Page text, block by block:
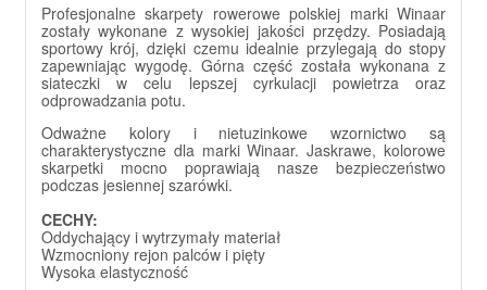
Profesjonalne skarpety rowerowe polskiej marki Winaar
zostały wykonane z wysokiej jakości przędzy. Posiadają
sportowy krój, dzięki czemu idealnie przylegają do stopy
zapewniając wygodę. Górna część została wykonana z
siateczki w celu lepszej cyrkulacji powietrza oraz
odprowadzania potu.
Odważne kolory i nietuzinkowe wzornictwo są
charakterystyczne dla marki Winaar. Jaskrawe, kolorowe
skarpetki mocno poprawiają nasze bezpieczeństwo
podczas jesiennej szarówki.
CECHY:
Oddychający i wytrzymały materiał
Wzmocniony rejon palców i pięty
Wysoka elastyczność